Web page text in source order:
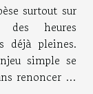
surtout sur
des heures
déjà pleines.
simple se
renoncer au